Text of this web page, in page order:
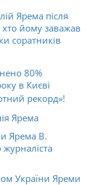
Ярема після
йому заважав
соратників
80%
в Києві
рекорд»!
Ярема
Ярема В.
України Яреми